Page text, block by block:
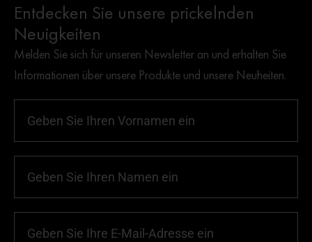
Entdecken Sie unsere prickelnden
Neuigkeiten
Melden Sie sich für unseren Newsletter an und erhalten Sie
Informationen über unsere Produkte und unsere Neuheiten.